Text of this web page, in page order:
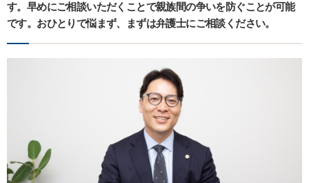
す。早めにご相談いただくことで親族間の争いを防ぐことが可能
です。おひとりで悩まず、まずは弁護士にご相談ください。